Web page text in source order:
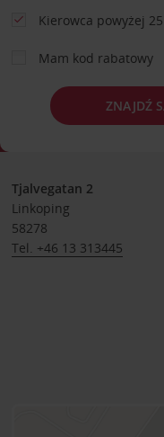
Kierowca powyżej
Mam kod rabatowy
ZNAJDŹ
Tjalvegatan 2
Linkoping
58278
Tel. +46 13 313445